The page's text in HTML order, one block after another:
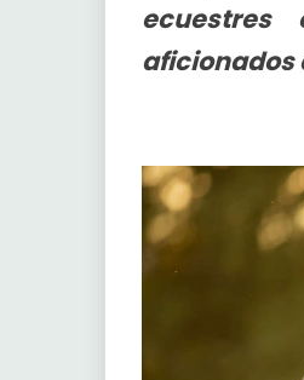
ecuestres
aficionados